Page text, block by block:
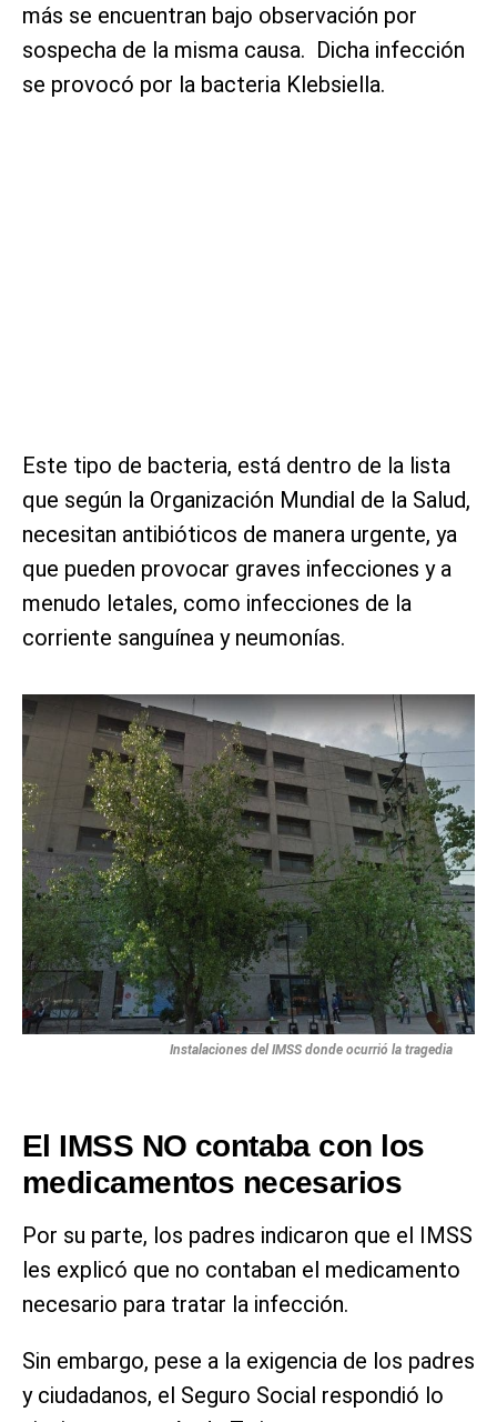
más se encuentran bajo observación por
sospecha de la misma causa. Dicha infección
se provocó por la bacteria Klebsiella.
Este tipo de bacteria, está dentro de la lista
que según la Organización Mundial de la Salud,
necesitan antibióticos de manera urgente, ya
que pueden provocar graves infecciones y a
menudo letales, como infecciones de la
corriente sanguínea y neumonías.
Instalaciones del IMSS donde ocurrió la tragedia
El IMSS NO contaba con los
medicamentos necesarios
Por su parte, los padres indicaron que el IMSS
les explicó que no contaban el medicamento
necesario para tratar la infección.
Sin embargo, pese a la exigencia de los padres
y ciudadanos, el Seguro Social respondió lo